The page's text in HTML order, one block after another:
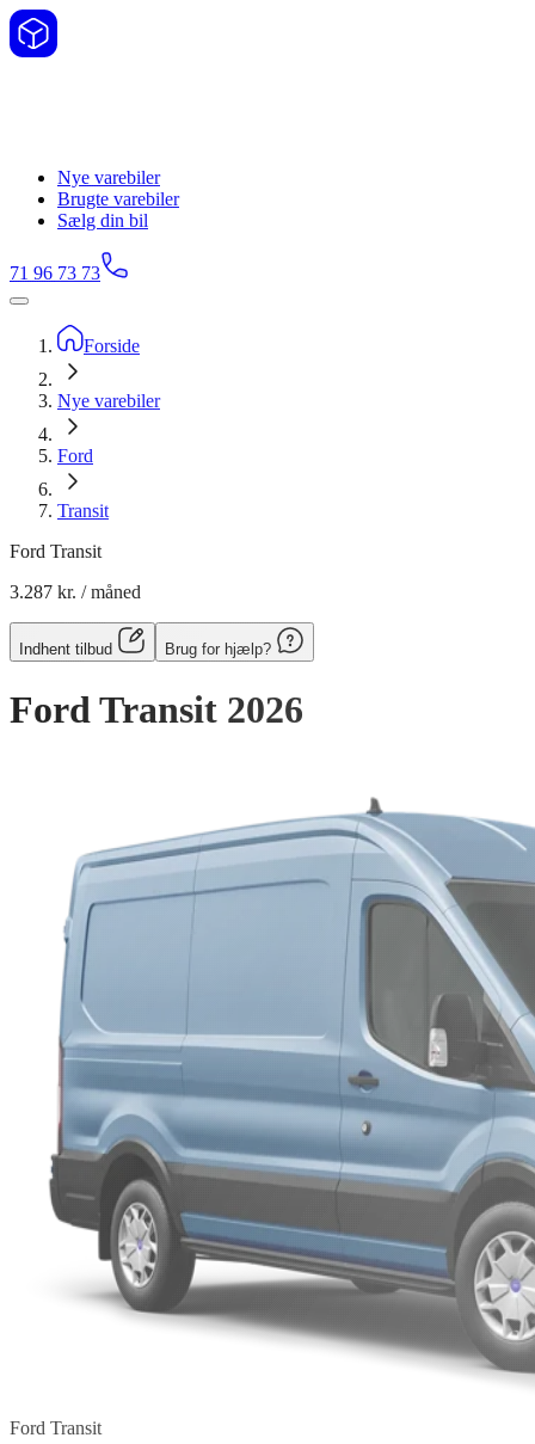
Nye varebiler
Brugte varebiler
Sælg din bil
71 96 73 73
Forside
Nye varebiler
Ford
Transit
Ford Transit
3.287 kr. / måned
Indhent tilbud Brug for hjælp?
Ford Transit 2026
Ford Transit